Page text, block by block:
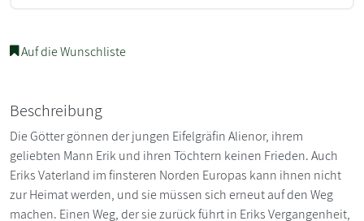
Auf die Wunschliste
Beschreibung
Die Götter gönnen der jungen Eifelgräfin Alienor, ihrem
geliebten Mann Erik und ihren Töchtern keinen Frieden. Auch
Eriks Vaterland im finsteren Norden Europas kann ihnen nicht
zur Heimat werden, und sie müssen sich erneut auf den Weg
machen. Einen Weg, der sie zurück führt in Eriks Vergangenheit,